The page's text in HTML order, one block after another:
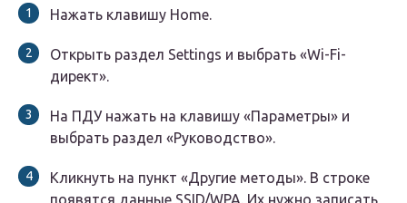
Нажать клавишу Home.
Открыть раздел Settings и выбрать «Wi-Fi-
директ».
На ПДУ нажать на клавишу «Параметры» и
выбрать раздел «Руководство».
Кликнуть на пункт «Другие методы». В строке